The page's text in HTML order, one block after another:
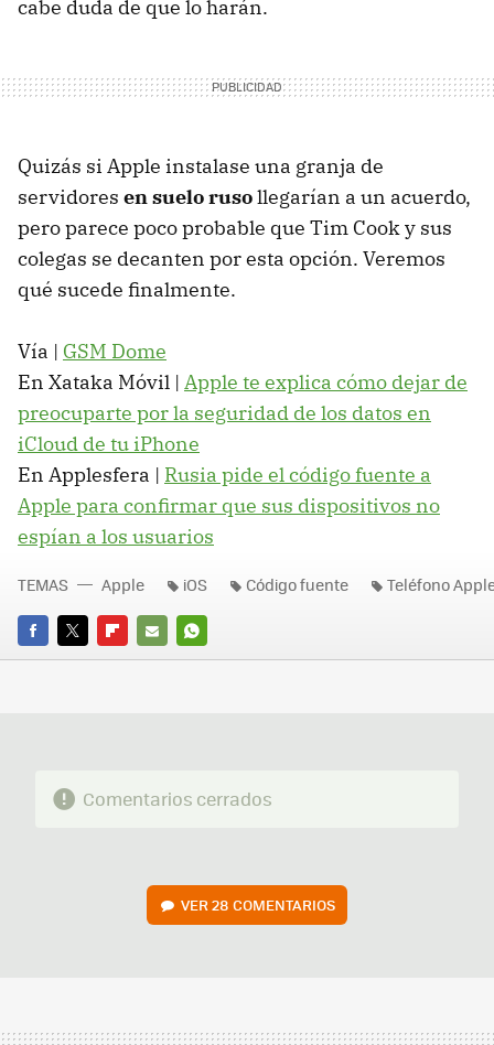
cabe duda de que lo harán.
Quizás si Apple instalase una granja de
servidores en suelo rusollegarían a un acuerdo,
pero parece poco probable que Tim Cook y sus
colegas se decanten por esta opción. Veremos
qué sucede finalmente.
Vía | GSM Dome
En Xataka Móvil | Apple te explica cómo dejar de
preocuparte por la seguridad de los datos en
iCloud de tu iPhone
En Applesfera | Rusia pide el código fuente a
Apple para confirmar que sus dispositivos no
espían a los usuarios
FACEBOOK
TWITTERFLIPBOARD
E-
WHATSAPP
TEMAS Apple iOS Código fuente Teléfono
Comentarios cerrados
VER28 COMENTARIOS